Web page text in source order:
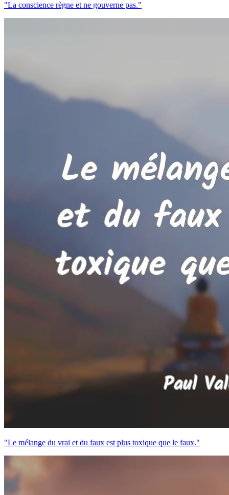
"La conscience règne et ne gouverne pas."
"Le mélange du vrai et du faux est plus toxique que le faux."